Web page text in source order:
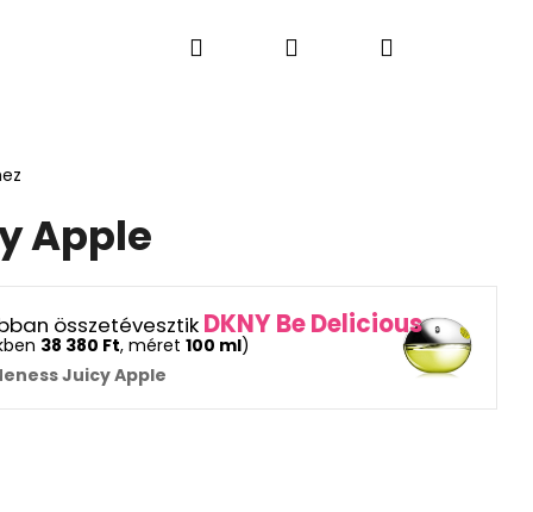
LAKÁSI ÉS AUTÓ ILLATOK
KeresésBejelentkezés
Kosár
Apple
összetévesztik DKNY Be Delicious
38 380 Ft, méret 100 ml)
Juicy Apple